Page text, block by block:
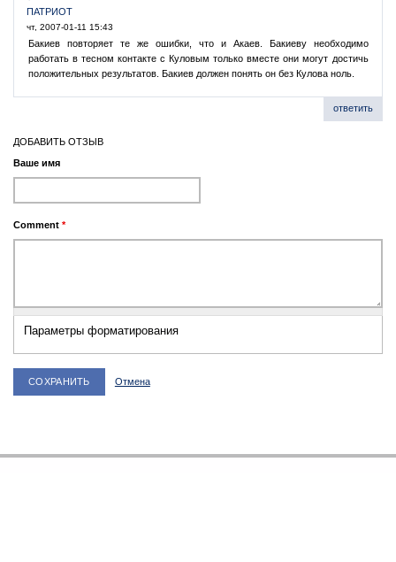
ПАТРИОТ
чт, 2007-01-11 15:43
Бакиев повторяет те же ошибки, что и Акаев. Бакиеву необходимо
работать в тесном контакте с Куловым только вместе они могут достичь
положительных результатов. Бакиев должен понять он без Кулова ноль.
ответить
ДОБАВИТЬ ОТЗЫВ
Ваше имя
Comment *
Параметры форматирования
Отмена